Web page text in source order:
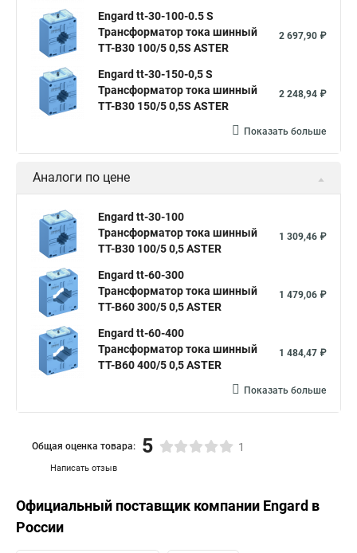
Engard tt-30-100-0.5 S
Трансформатор тока шинный
ТТ-В30 100/5 0,5S ASTER
2 697,90 ₽
Engard tt-30-150-0,5 S
Трансформатор тока шинный
ТТ-В30 150/5 0,5S ASTER
2 248,94 ₽
Показать больше
Аналоги по цене
Engard tt-30-100
Трансформатор тока шинный
ТТ-В30 100/5 0,5 ASTER
1 309,46 ₽
Engard tt-60-300
Трансформатор тока шинный
ТТ-В60 300/5 0,5 ASTER
1 479,06 ₽
Engard tt-60-400
Трансформатор тока шинный
ТТ-В60 400/5 0,5 ASTER
1 484,47 ₽
Показать больше
Написать отзыв
Общая оценка товара: 5 1
Официальный поставщик компании Engard в
России